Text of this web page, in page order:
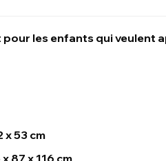
pour les enfants qui
x 53 cm
x 87 x 116 cm